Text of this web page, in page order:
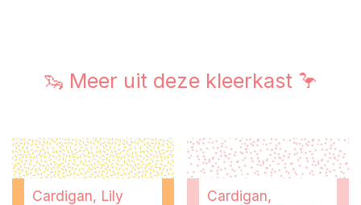
🦦 Meer uit deze kleerkast 🦩
Cardigan, Lily
Cardigan,